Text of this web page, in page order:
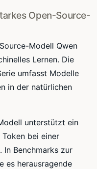
Open-Source-
Modell Qwen
Lernen. Die
umfasst Modelle
in der natürlichen
unterstützt ein
bei einer
In Benchmarks zur
es herausragende